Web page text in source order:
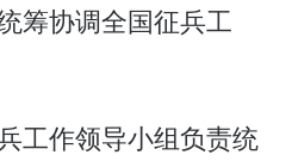
筹协调全国征兵工
工作领导小组负责统